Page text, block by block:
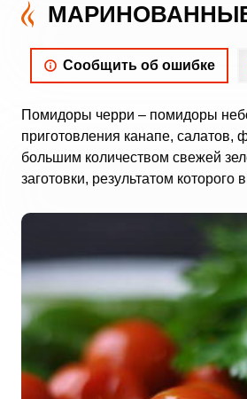
Сообщить об ошибке
Помидоры черри – помидоры
приготовления канапе,
большим количеством свежей
заготовки, результатом